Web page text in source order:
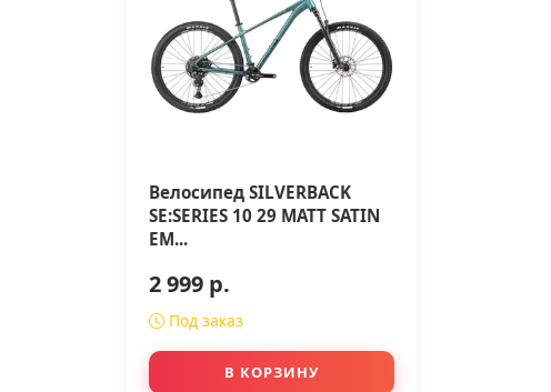
Велосипед SILVERBACK
SE:SERIES 10 29 MATT SATIN
EM...
2 999 р.
Под заказ
В КОРЗИНУ